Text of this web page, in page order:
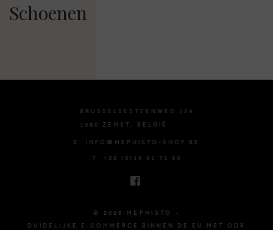
Schoenen
BRUSSELSESTEENWEG 129
1980 ZEMST, BELGIË
E. INFO@MEPHISTO-SHOP.BE
T. +32 (0)16 61 71 60
© 2026 MEPHISTO -
DUIDELIJKE E-COMMERCE BINNEN DE EU MET ODR